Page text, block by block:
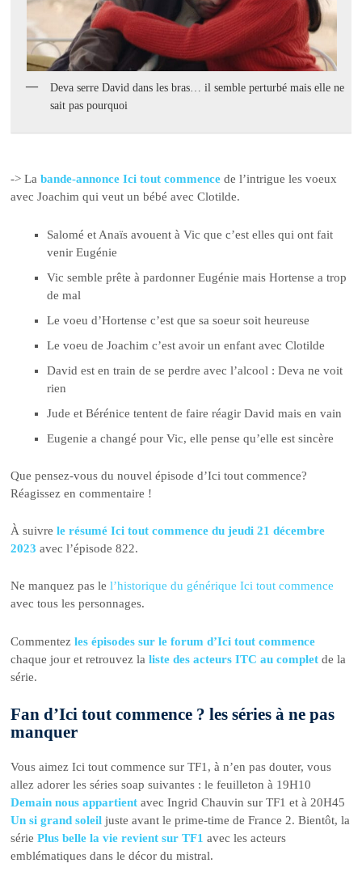
Deva serre David dans les bras… il semble perturbé mais elle ne
sait pas pourquoi
-> Labande-annonce Ici tout commence de l’intrigue les voeux
avec Joachim qui veut un bébé avec Clotilde.
Salomé et Anaïs avouent à Vic que c’est elles qui ont fait
venir Eugénie
Vic semble prête à pardonner Eugénie mais Hortense a trop
de mal
Le voeu d’Hortense c’est que sa soeur soit heureuse
Le voeu de Joachim c’est avoir un enfant avec Clotilde
David est en train de se perdre avec l’alcool : Deva ne voit
rien
Jude et Bérénice tentent de faire réagir David mais en vain
Eugenie a changé pour Vic, elle pense qu’elle est sincère
Que pensez-vous du nouvel épisode d’Ici tout commence?
Réagissez en commentaire !
À suivrele résumé Ici tout commence du jeudi 21 décembre
2023 avec l’épisode 822.
Ne manquez pas lel’historique du générique Ici tout commence
avec tous les personnages.
Commentezles épisodes sur le forum d’Ici tout commence
chaque jour et retrouvez laliste des acteurs ITC au complet de la
série.
Fan d’Ici tout commence ? les séries à ne pas
manquer
Vous aimez Ici tout commence sur TF1, à n’en pas douter, vous
allez adorer les séries soap suivantes : le feuilleton à 19H10
Demain nous appartientavec Ingrid Chauvin sur TF1 et à 20H45
Un si grand soleil juste avant le prime-time de France 2. Bientôt, la
sériePlus belle la vie revient sur TF1 avec les acteurs
emblématiques dans le décor du mistral.